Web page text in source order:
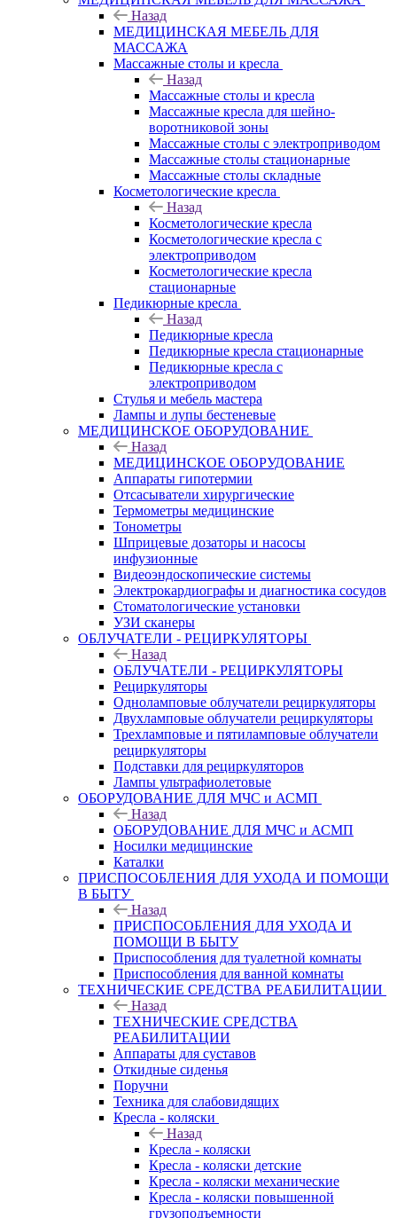
Назад
МЕДИЦИНСКАЯ МЕБЕЛЬ ДЛЯ
МАССАЖА
Массажные столы и кресла
Назад
Массажные столы и кресла
Массажные кресла для шейно-
воротниковой зоны
Массажные столы с электроприводом
Массажные столы стационарные
Массажные столы складные
Косметологические кресла
Назад
Косметологические кресла
Косметологические кресла с
электроприводом
Косметологические кресла
стационарные
Педикюрные кресла
Назад
Педикюрные кресла
Педикюрные кресла стационарные
Педикюрные кресла с
электроприводом
Стулья и мебель мастера
Лампы и лупы бестеневые
МЕДИЦИНСКОЕ ОБОРУДОВАНИЕ
Назад
МЕДИЦИНСКОЕ ОБОРУДОВАНИЕ
Аппараты гипотермии
Отсасыватели хирургические
Термометры медицинские
Тонометры
Шприцевые дозаторы и насосы
инфузионные
Видеоэндоскопические системы
Электрокардиографы и диагностика сосудов
Стоматологические установки
УЗИ сканеры
ОБЛУЧАТЕЛИ - РЕЦИРКУЛЯТОРЫ
Назад
ОБЛУЧАТЕЛИ - РЕЦИРКУЛЯТОРЫ
Рециркуляторы
Одноламповые облучатели рециркуляторы
Двухламповые облучатели рециркуляторы
Трехламповые и пятиламповые облучатели
рециркуляторы
Подставки для рециркуляторов
Лампы ультрафиолетовые
ОБОРУДОВАНИЕ ДЛЯ МЧС и АСМП
Назад
ОБОРУДОВАНИЕ ДЛЯ МЧС и АСМП
Носилки медицинские
Каталки
ПРИСПОСОБЛЕНИЯ ДЛЯ УХОДА И ПОМОЩИ
В БЫТУ
Назад
ПРИСПОСОБЛЕНИЯ ДЛЯ УХОДА И
ПОМОЩИ В БЫТУ
Приспособления для туалетной комнаты
Приспособления для ванной комнаты
ТЕХНИЧЕСКИЕ СРЕДСТВА РЕАБИЛИТАЦИИ
Назад
ТЕХНИЧЕСКИЕ СРЕДСТВА
РЕАБИЛИТАЦИИ
Аппараты для суставов
Откидные сиденья
Поручни
Техника для слабовидящих
Кресла - коляски
Назад
Кресла - коляски
Кресла - коляски детские
Кресла - коляски механические
Кресла - коляски повышенной
грузоподъемности